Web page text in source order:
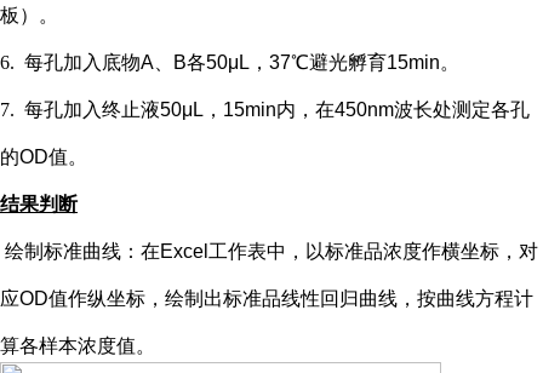
板）。
6. 每孔加入底物A、B各50μL，37℃避光孵育15min。
7. 每孔加入终止液50μL，15min内，在450nm波长处测定各孔
的OD值。
结果判断
绘制标准曲线：在Excel工作表中，以标准品浓度作横坐标，对
应OD值作纵坐标，绘制出标准品线性回归曲线，按曲线方程计
算各样本浓度值。